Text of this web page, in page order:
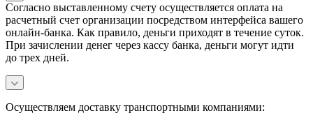
Согласно выставленному счету осуществляется оплата на
расчетный счет организации посредством интерфейса вашего
онлайн-банка. Как правило, деньги приходят в течение суток.
При зачислении денег через кассу банка, деньги могут идти
до трех дней.
Осуществляем доставку транспортными компаниями: